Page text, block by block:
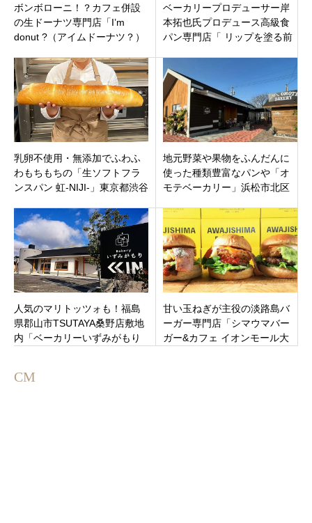
ボンボローニ！？カフェ併設
の生ドーナツ専門店「I’m
donut ?（アイムドーナツ？）
にオープン
ベーカリープロデューサー岸
本拓也氏プロデュース高級食
パン専門店「 リップを塗る前
月27日閉店
乳卵不使用・無添加でふわふ
わもちもちの「生ソフトフラ
ンスパン 虹-NIJI-」東京都渋谷
に12月13日オープン
地元野菜や果物をふんだんに
使った種類豊富なパンや「オ
モテベーカリー」浜松市北区
人気のマリトッツォも！福島
県郡山市TSUTAYA桑野店敷地
内「ベーカリーいずみがもり
甘い玉ねぎが主役の淡路島バ
ーガー専門店「シマウマバー
ガー&カフェ イオンモール大
CM